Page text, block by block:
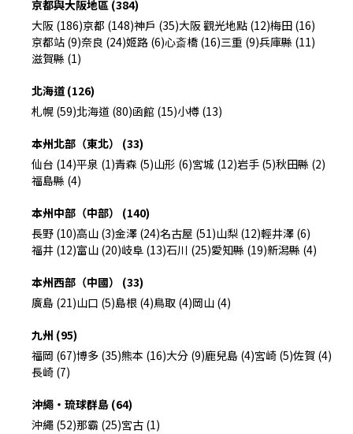
京都與大阪地區 (384)
大阪 (186)京都 (148)神戶 (35)大阪 觀光地點 (12)梅田 (16)
京都站 (9)奈良 (24)姬路 (6)心斎橋 (16)三重 (9)兵庫縣 (11)
滋賀縣 (1)
北海道 (126)
札幌 (59)北海道 (80)函館 (15)小樽 (13)
本州北部（東北） (33)
仙台 (14)平泉 (1)青森 (5)山形 (6)宮城 (12)岩手 (5)秋田縣 (2)
福島縣 (4)
本州中部（中部） (140)
長野 (10)高山 (3)金澤 (24)名古屋 (51)山梨 (12)輕井澤 (6)
福井 (12)富山 (20)岐阜 (13)石川 (25)愛知縣 (19)新潟縣 (4)
本州西部（中國） (33)
廣島 (21)山口 (5)島根 (4)鳥取 (4)岡山 (4)
九州 (95)
福岡 (67)博多 (35)熊本 (16)大分 (9)鹿兒島 (4)宮崎 (5)佐賀 (4)
長崎 (7)
沖繩・琉球群島 (64)
沖繩 (52)那霸 (25)宮古 (1)